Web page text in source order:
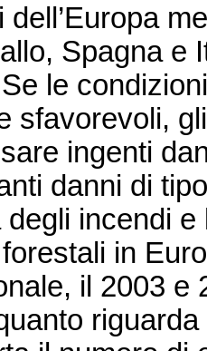
Spagna e
le
sfavorevoli,
ingenti
danni di
degli incendi
in
il 2003 e